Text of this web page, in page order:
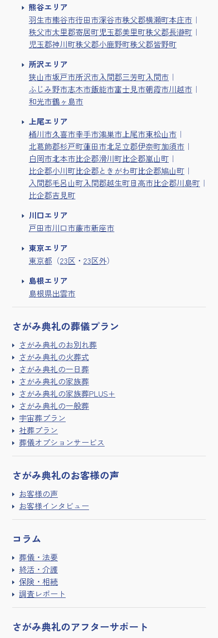
熊谷エリア
羽生市熊谷市行田市深谷市秩父郡横瀬町本庄市
秩父市大里郡寄居町児玉郡美里町秩父郡長瀞町
児玉郡神川町秩父郡小鹿野町秩父郡皆野町
所沢エリア
狭山市坂戸市所沢市入間郡三芳町入間市
ふじみ野市志木市飯能市富士見市朝霞市川越市
和光市鶴ヶ島市
上尾エリア
桶川市久喜市幸手市鴻巣市 上尾市東松山市
北葛飾郡杉戸町蓮田市北足立郡伊奈町加須市
白岡市北本市比企郡滑川町比企郡嵐山町
比企郡小川町比企郡ときがわ町比企郡鳩山町
入間郡毛呂山町入間郡越生町日高市比企郡川島町
比企郡吉見町
川口エリア
戸田市川口市蕨市新座市
東京エリア
東京都 （23区 ・ 23区外）
島根エリア
島根県出雲市
さがみ典礼の葬儀プラン
さがみ典礼のお別れ葬
さがみ典礼の火葬式
さがみ典礼の一日葬
さがみ典礼の家族葬
さがみ典礼の家族葬PLUS+
さがみ典礼の一般葬
宇宙葬プラン
社葬プラン
葬儀オプションサービス
さがみ典礼のお客様の声
お客様の声
お客様インタビュー
コラム
葬儀・法要
終活・介護
保険・相続
調査レポート
さがみ典礼のアフターサポート